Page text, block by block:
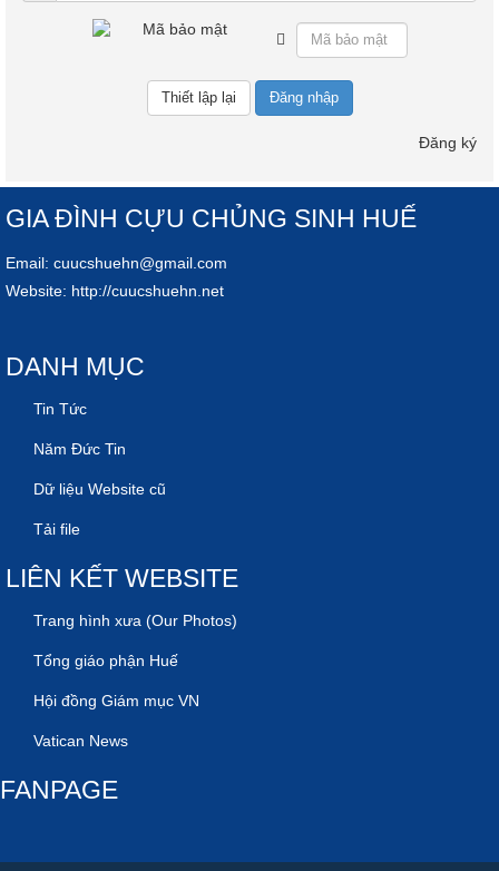
Đăng nhập
Đăng ký
GIA ĐÌNH CỰU CHỦNG SINH HUẾ
Email: cuucshuehn@gmail.com
Website: http://cuucshuehn.net
DANH MỤC
Tin Tức
Năm Đức Tin
Dữ liệu Website cũ
Tải file
LIÊN KẾT WEBSITE
Trang hình xưa (Our Photos)
Tổng giáo phận Huế
Hội đồng Giám mục VN
Vatican News
FANPAGE